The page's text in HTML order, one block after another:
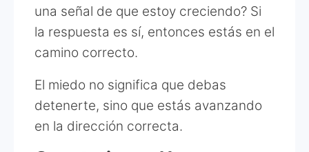
una señal de que estoy creciendo? Si
la respuesta es sí, entonces estás en el
camino correcto.
El miedo no significa que debas
detenerte, sino que estás avanzando
en la dirección correcta.